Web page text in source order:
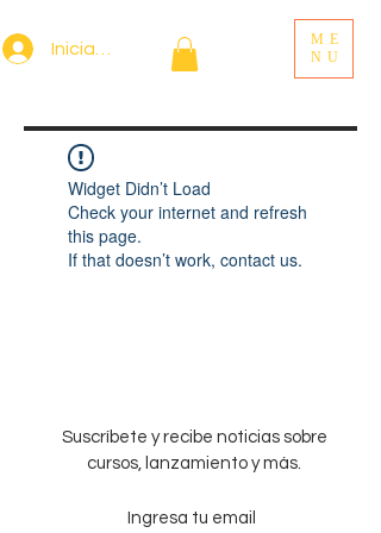
Iniciar sesión
ME
NU
Widget Didn’t Load
Check your internet and refresh
this page.
If that doesn’t work, contact us.
Suscríbete y recibe noticias sobre
cursos, lanzamiento y más.